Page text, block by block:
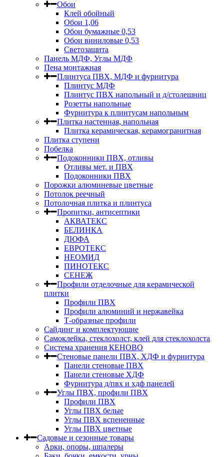
Обои
Клей обойный
Обои 1,06
Обои бумажные 0,53
Обои виниловые 0,53
Светозащита
Панель МДФ, Углы МДФ
Пена монтажная
Плинтуса ПВХ, МДФ и фурнитура
Плинтус МДФ
Плинтус ПВХ напольный и д/столешниц
Розетты напольные
Фурнитура к плинтусам напольным
Плитка настенная, напольная
Плитка керамическая, керамогранитная
Плитка ступени
Побелка
Подоконники ПВХ, отливы
Отливы мет. и ПВХ
Подоконники ПВХ
Порожки алюминевые цветные
Потолок реечный
Потолочная плитка и плинтуса
Пропитки, антисептики
АКВАТЕКС
БЕЛИНКА
ДЮФА
ЕВРОТЕКС
НЕОМИД
ПИНОТЕКС
СЕНЕЖ
Профили отделочные для керамической
плитки
Профили ПВХ
Профили алюминий и нержавейка
Т-образные профили
Сайдинг и комплектующие
Самоклейка, стеклохолст, клей для стеклохолста
Система хранения КЕНОВО
Стеновые панели ПВХ, ХДФ и фурнитура
Панели стеновые ПВХ
Панели стеновые ХДФ
Фурнитура д/пвх и хдф панелей
Углы ПВХ, профили ПВХ
Профили ПВХ
Углы ПВХ белые
Углы ПВХ вспененные
Углы ПВХ цветные
Садовые и сезонные товары
Арки, опоры, шпалеры